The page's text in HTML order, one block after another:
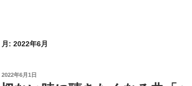
月: 2022年6月
投
稿
2022年6月1日